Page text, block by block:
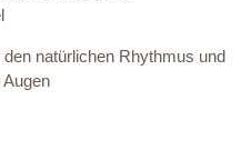
natürlichen Rhythmus und